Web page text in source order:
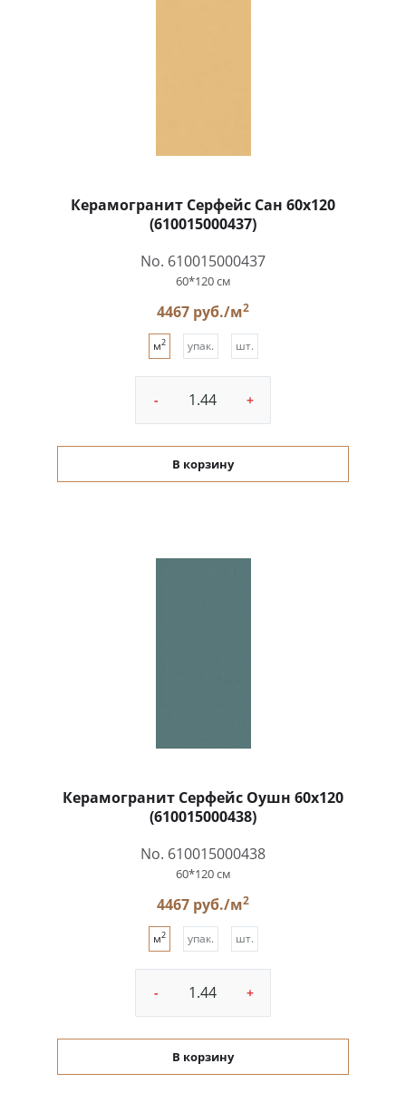
Керамогранит Серфейс Сан 60x120
(610015000437)
No. 610015000437
60*120 см
4467 руб./м2
м2 упак. шт.
- +
В корзину
Керамогранит Серфейс Оушн 60x120
(610015000438)
No. 610015000438
60*120 см
4467 руб./м2
м2 упак. шт.
- +
В корзину